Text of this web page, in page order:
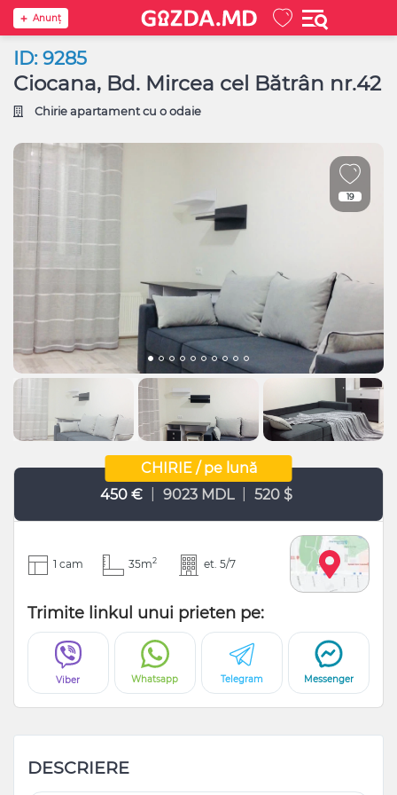
Anunţ
ID: 9285
Ciocana, Bd. Mircea cel Bătrân nr.42
Chirie apartament cu o odaie
19
CHIRIE / pe lună
450 €
9023 MDL 520 $
1 cam 35m2 et. 5/7
Trimite linkul unui prieten pe:
Viber Whatsapp Telegram Messenger
DESCRIERE